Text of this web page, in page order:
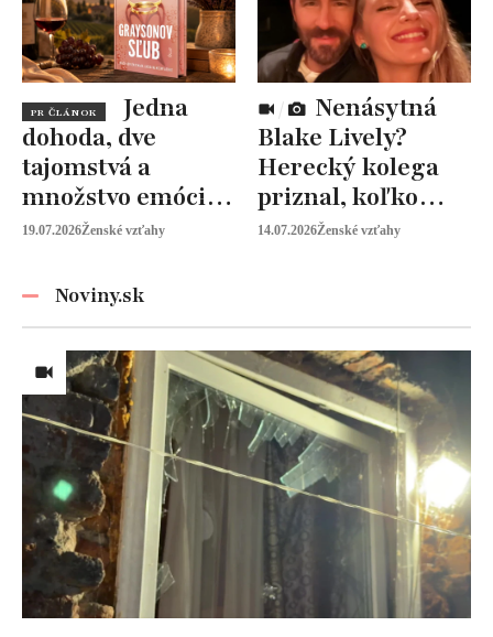
PR ČLÁNOK
dohoda, dve
tajomstvá a
množstvo emócií.
Mia Sheridan a
19.07.2026Ženské vzťahy
Blake Lively?
Herecký kolega
priznal, koľko
peňazí od neho
14.07.2026Ženské vzťahy
Noviny.sk